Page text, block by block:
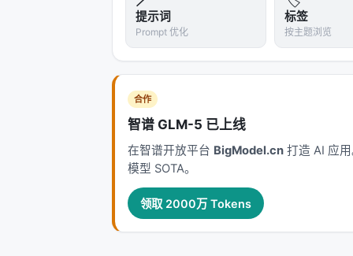
Agentic Search 将外部知识访问从「
因此从静态 nDCG 转向任务成功率、
工程落地检查清单
| 检查项 | 问题 | 建议 | |--------|------
引、脱敏、可回滚 embedding 版本 | |
询、异步重排 | | 质量 | 离线提升是否
| 安全 | 开放检索是否引入投毒/偏见？
从摘要到实现的鸿沟
提示词
Prompt 优化
标签
按主题浏览
合作
智谱 GLM-5 已上线
在智谱开放平台 BigModel.cn 打造 AI 应
模型 SOTA。
领取 2000万 Tokens